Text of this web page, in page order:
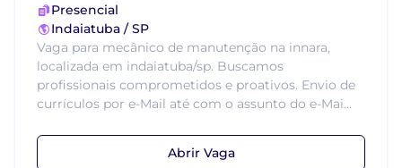
Presencial
Indaiatuba / SP
Vaga para mecânico de manutenção na innara,
localizada em indaiatuba/sp. Buscamos
profissionais comprometidos e proativos. Envio de
currículos por e-Mail até com o assunto do e-Mai...
Abrir Vaga